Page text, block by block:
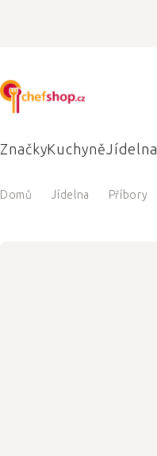
ZnačkyKuchyněJídelna
Domů Jídelna Příbory